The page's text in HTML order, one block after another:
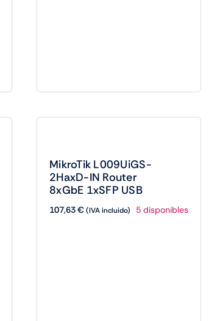
MikroTik L009UiGS-
2HaxD-IN Router
8xGbE 1xSFP USB
107,63€(IVA incluido) 5 disponibles